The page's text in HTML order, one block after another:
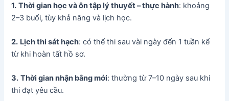
1. Thời gian học và ôn tập lý thuyết – thực hành: khoảng
2–3 buổi, tùy khả năng và lịch học.
2. Lịch thi sát hạch: có thể thi sau vài ngày đến 1 tuần kể
từ khi hoàn tất hồ sơ.
3. Thời gian nhận bằng mới: thường từ 7–10 ngày sau khi
thi đạt yêu cầu.